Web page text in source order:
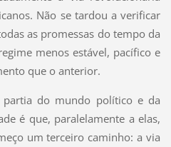
Não se tardou a verificar
as promessas do tempo da
menos estável, pacífico e
que o anterior.
partia do mundo político e da
é que, paralelamente a elas,
um terceiro caminho: a via